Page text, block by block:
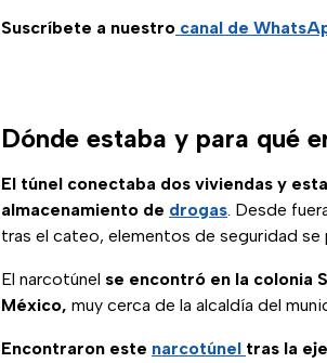
Suscríbete a nuestro canal de
Dónde estaba y para qué
El túnel conectaba dos viviendas y
almacenamiento de drogas. Desde
tras el cateo, elementos de seguridad
El narcotúnel se encontró en la colonia
México, muy cerca de la alcaldía del
Encontraron este narcotúnel tras la